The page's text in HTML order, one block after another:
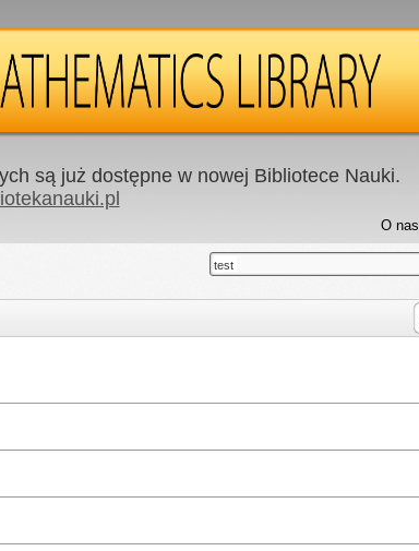
są już dostępne w nowej Bibliotece Nauki.
O nas
test